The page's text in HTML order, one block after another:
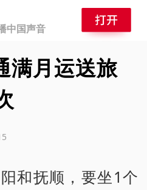
中国声音
满月运送旅
和抚顺，要坐1个